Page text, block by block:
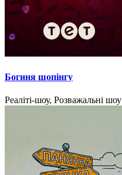
Богиня шопінгу
Реаліті-шоу, Розважальні шоу